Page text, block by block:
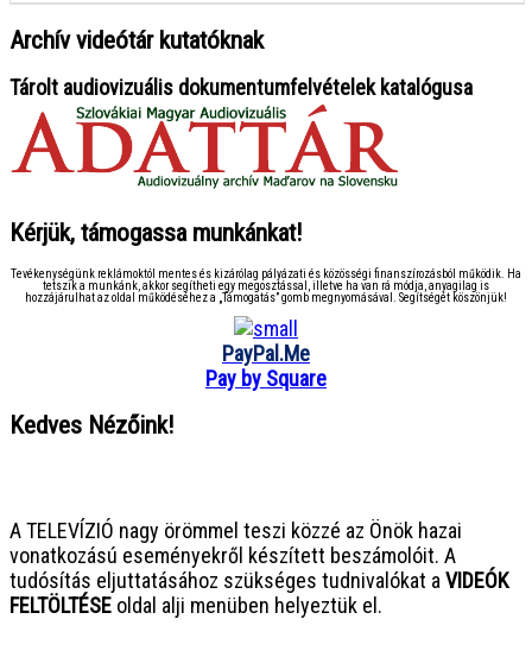
Archív videótár kutatóknak
Tárolt audiovizuális dokumentumfelvételek katalógusa
Kérjük, támogassa munkánkat!
Tevékenységünk reklámoktól mentes és kizárólag pályázati és közösségi finanszírozásból működik. Ha
tetszik a munkánk, akkor segítheti egy megosztással, illetve ha van rá módja, anyagilag is
hozzájárulhat az oldal működéséhez a „Támogatás” gomb megnyomásával. Segítségét köszönjük!
PayPal.Me
Pay by Square
Kedves Nézőink!
A TELEVÍZIÓ nagy örömmel teszi közzé az Önök hazai
vonatkozású eseményekről készített beszámolóit. A
tudósítás eljuttatásához szükséges tudnivalókat a VIDEÓK
FELTÖLTÉSE oldal alji menüben helyeztük el.